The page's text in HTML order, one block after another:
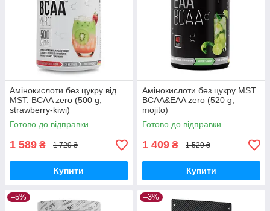
Амінокислоти без цукру від
MST. BCAA zero (500 g,
strawberry-kiwi)
Готово до відправки
1 589 ₴ 1 729 ₴
Купити
Амінокислоти без цукру MST.
BCAA&EAA zero (520 g,
mojito)
Готово до відправки
1 409 ₴ 1 529 ₴
Купити
–5% –3%